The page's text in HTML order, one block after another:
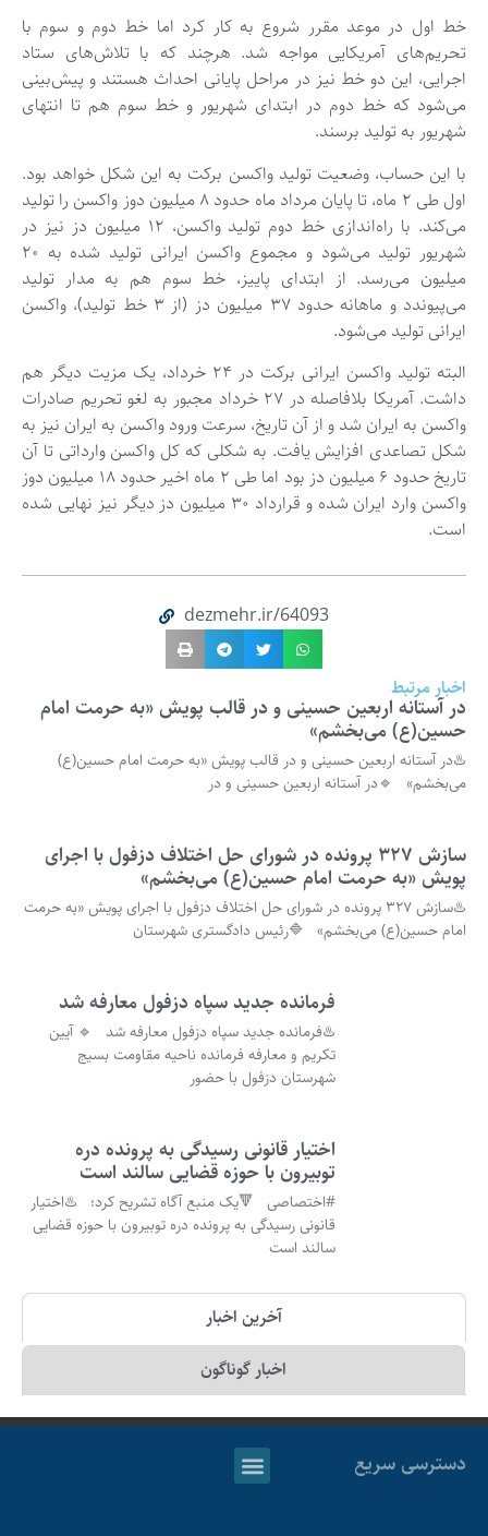
خط اول در موعد مقرر شروع به کار کرد اما خط دوم و سوم با
تحریم‌های آمریکایی مواجه شد. هرچند که با تلاش‌های ستاد
اجرایی، این دو خط نیز در مراحل پایانی احداث هستند و پیش‌بینی
می‌شود که خط دوم در ابتدای شهریور و خط سوم هم تا انتهای
شهریور به تولید برسند.
با این حساب، وضعیت تولید واکسن برکت به این شکل خواهد بود.
اول طی ۲ ماه، تا پایان مرداد ماه حدود ۸ میلیون دوز واکسن را تولید
می‌کند. با راه‌اندازی خط دوم تولید واکسن، ۱۲ میلیون دز نیز در
شهریور تولید می‌شود و مجموع واکسن ایرانی تولید شده به ۲۰
میلیون می‌رسد. از ابتدای پاییز، خط سوم هم به مدار تولید
می‌پیوندد و ماهانه حدود ۳۷ میلیون دز (از ۳ خط تولید)، واکسن
ایرانی تولید می‌شود.
البته تولید واکسن ایرانی برکت در ۲۴ خرداد، یک مزیت دیگر هم
داشت. آمریکا بلافاصله در ۲۷ خرداد مجبور به لغو تحریم صادرات
واکسن به ایران شد و از آن تاریخ، سرعت ورود واکسن به ایران نیز به
شکل تصاعدی افزایش یافت. به شکلی که کل واکسن وارداتی تا آن
تاریخ حدود ۶ میلیون دز بود اما طی ۲ ماه اخیر حدود ۱۸ میلیون دوز
واکسن وارد ایران شده و قرارداد ۳۰ میلیون دز دیگر نیز نهایی شده
است.
dezmehr.ir/64093
اخبار مرتبط
در آستانه اربعین حسینی و در قالب پویش «به حرمت امام
حسین(ع) می‌بخشم»
♨️در آستانه اربعین حسینی و در قالب پویش «به حرمت امام حسین(ع)
می‌بخشم» 🔹در آستانه اربعین حسینی و در
سازش ۳۲۷ پرونده در شورای حل اختلاف دزفول با اجرای
پویش «به حرمت امام حسین(ع) می‌بخشم»
♨️سازش ۳۲۷ پرونده در شورای حل اختلاف دزفول با اجرای پویش «به حرمت
امام حسین(ع) می‌بخشم» 🔷️رئیس دادگستری شهرستان
فرمانده جدید سپاه دزفول معارفه شد
♨️فرمانده جدید سپاه دزفول معارفه شد 🔹 آیین
تکریم و معارفه فرمانده ناحیه مقاومت بسیج
شهرستان دزفول با حضور
اختیار قانونی رسیدگی به پرونده دره
توبیرون با حوزه قضایی سالند است
#اختصاصی 🔻یک منبع آگاه تشریح کرد؛ ♨️اختیار
قانونی رسیدگی به پرونده دره توبیرون با حوزه قضایی
سالند است
آخرین اخبار
اخبار گوناگون
دسترسی سریع